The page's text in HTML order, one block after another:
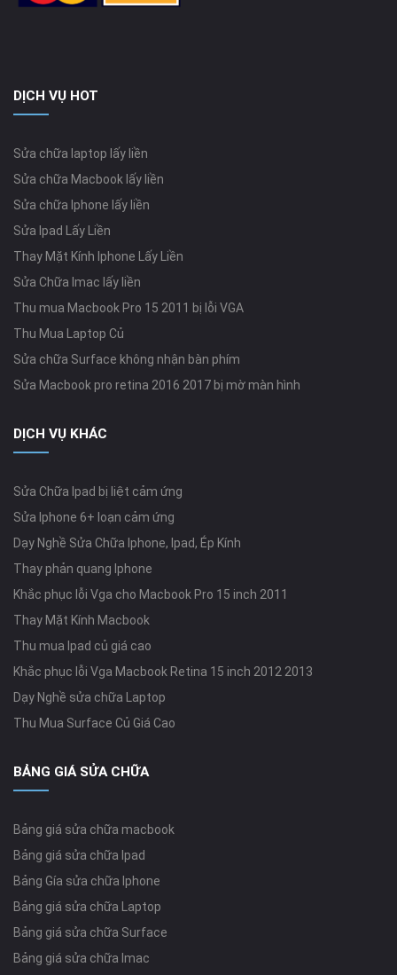
DỊCH VỤ HOT
Sửa chữa laptop lấy liền
Sửa chữa Macbook lấy liền
Sửa chữa Iphone lấy liền
Sửa Ipad Lấy Liền
Thay Mặt Kính Iphone Lấy Liền
Sửa Chữa Imac lấy liền
Thu mua Macbook Pro 15 2011 bị lỗi VGA
Thu Mua Laptop Củ
Sửa chữa Surface không nhận bàn phím
Sửa Macbook pro retina 2016 2017 bị mờ màn hình
DỊCH VỤ KHÁC
Sửa Chữa Ipad bị liệt cảm ứng
Sửa Iphone 6+ loạn cảm ứng
Dạy Nghề Sửa Chữa Iphone, Ipad, Ép Kính
Thay phản quang Iphone
Khắc phục lỗi Vga cho Macbook Pro 15 inch 2011
Thay Mặt Kính Macbook
Thu mua Ipad củ giá cao
Khắc phục lỗi Vga Macbook Retina 15 inch 2012 2013
Dạy Nghề sửa chữa Laptop
Thu Mua Surface Củ Giá Cao
BẢNG GIÁ SỬA CHỮA
Bảng giá sửa chữa macbook
Bảng giá sửa chữa Ipad
Bảng Gía sửa chữa Iphone
Bảng giá sửa chữa Laptop
Bảng giá sửa chữa Surface
Bảng giá sửa chữa Imac